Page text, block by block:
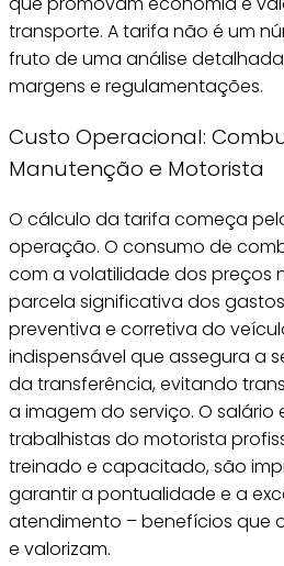
transporte. A tarifa não é um
fruto de uma análise
margens e regulamentações.
Custo Operacional:
Manutenção e Motorista
O cálculo da tarifa começa
operação. O consumo de
com a volatilidade dos preços
parcela significativa dos
preventiva e corretiva do
indispensável que assegura a
da transferência, evitando
a imagem do serviço. O salário
trabalhistas do motorista
treinado e capacitado, são
garantir a pontualidade e a
atendimento – benefícios que
e valorizam.